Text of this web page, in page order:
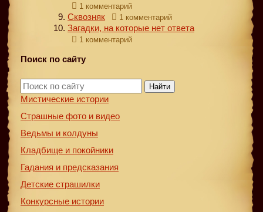
1 комментарий
Сквозняк 1 комментарий
Загадки, на которые нет ответа
1 комментарий
Поиск по сайту
Найти
Мистические истории
Страшные фото и видео
Ведьмы и колдуны
Кладбище и покойники
Гадания и предсказания
Детские страшилки
Конкурсные истории